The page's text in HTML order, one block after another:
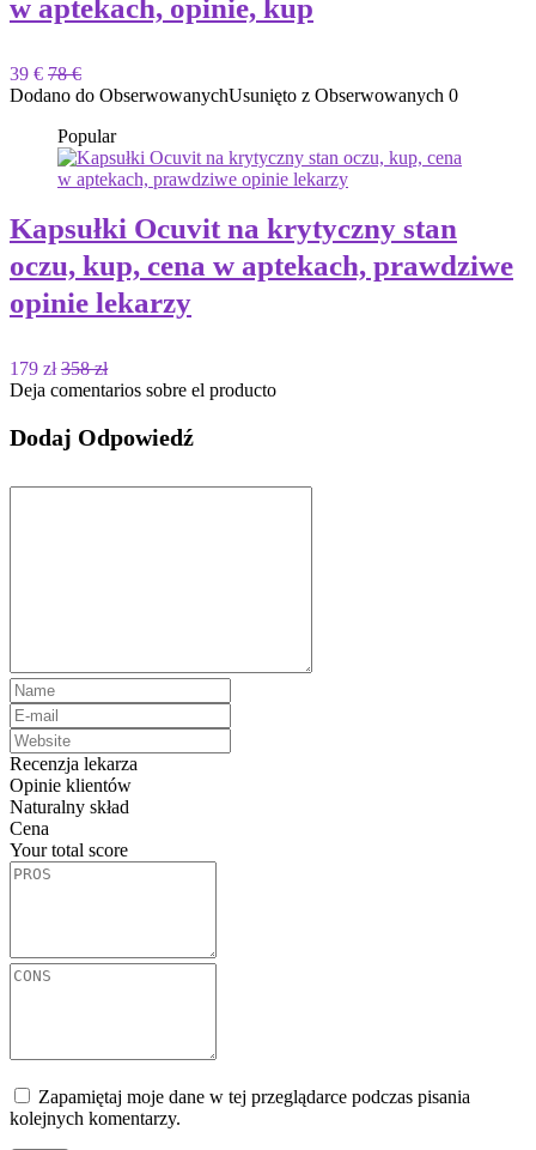
w aptekach, opinie, kup
39 € 78 €
Dodano do ObserwowanychUsunięto z Obserwowanych 0
Popular
Kapsułki Ocuvit na krytyczny stan
oczu, kup, cena w aptekach, prawdziwe
opinie lekarzy
179 zł 358 zł
Deja comentarios sobre el producto
Dodaj Odpowiedź
Recenzja lekarza
Opinie klientów
Naturalny skład
Cena
Your total score
Zapamiętaj moje dane w tej przeglądarce podczas pisania
kolejnych komentarzy.